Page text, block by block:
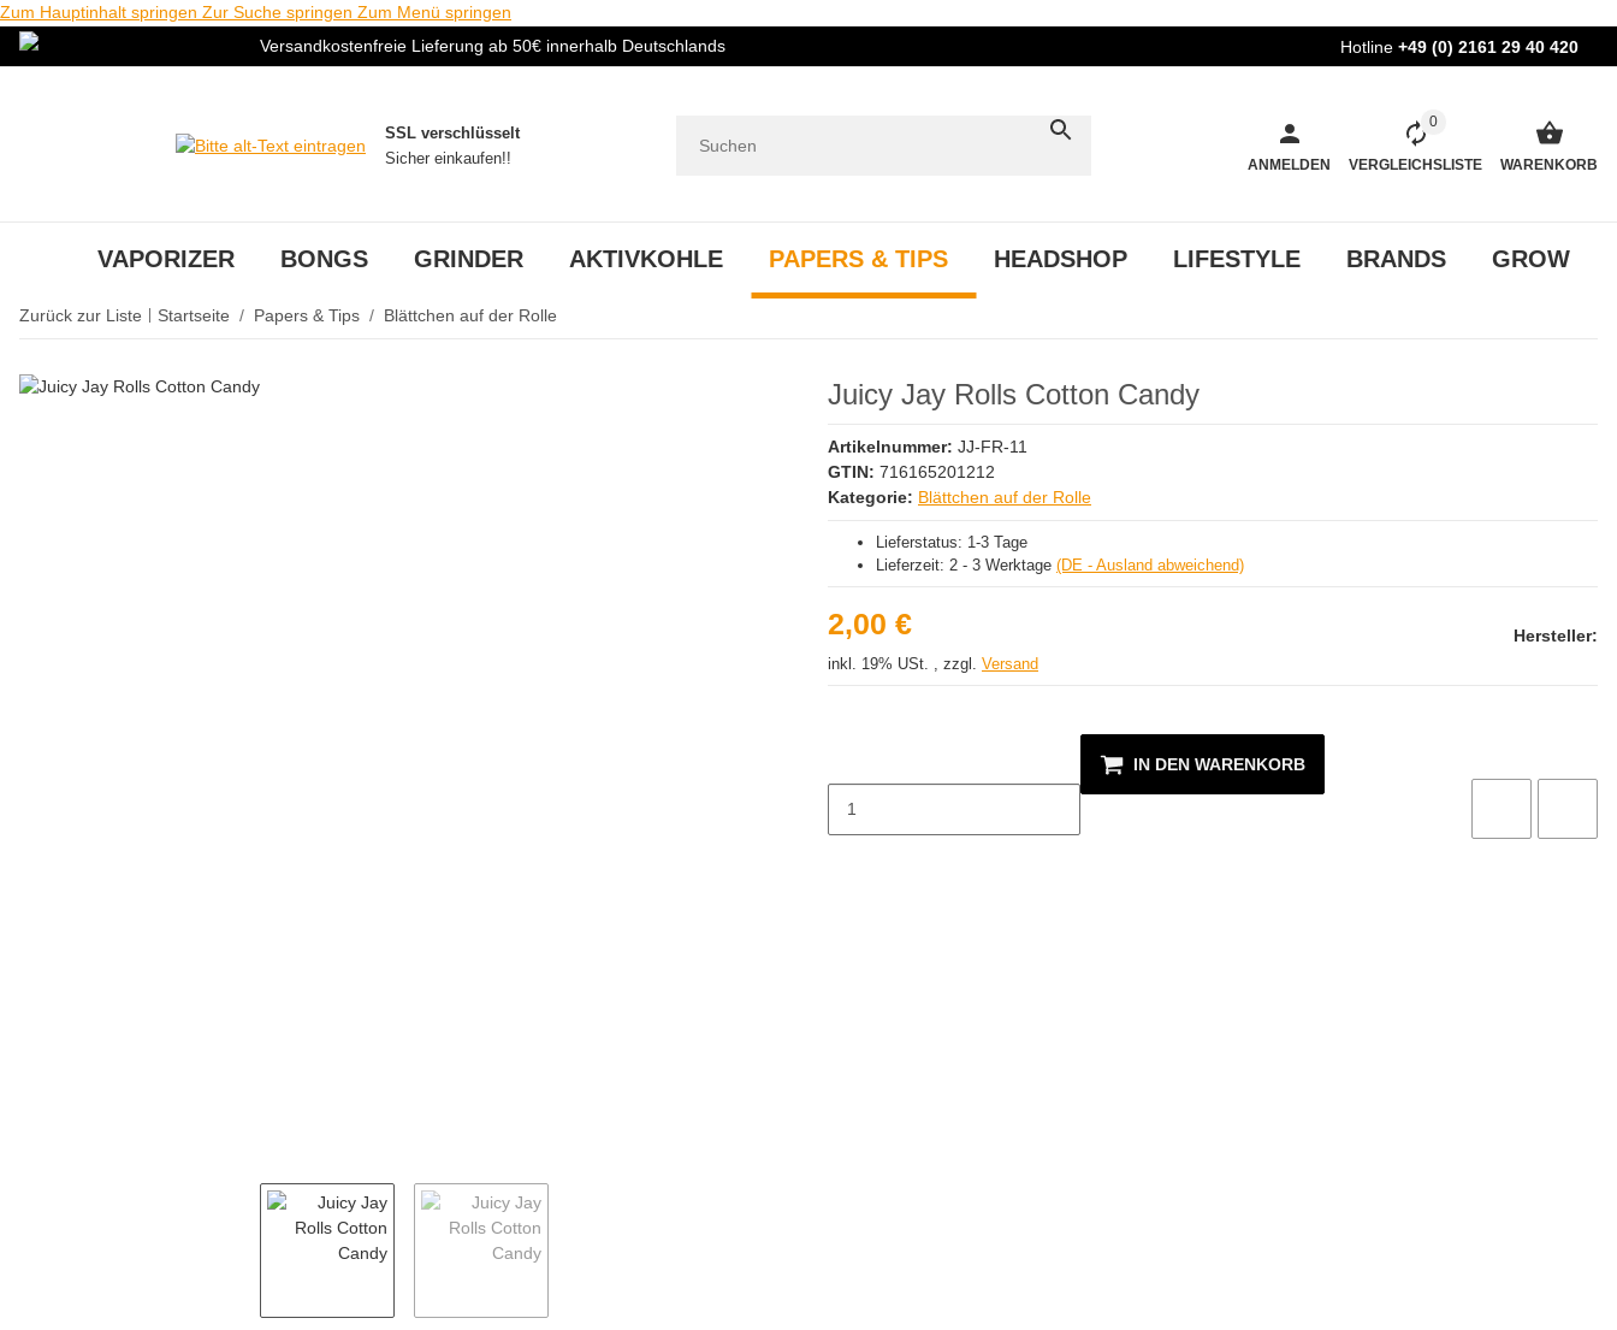
Zum Hauptinhalt springen Zur Suche springen Zum Menü springen
Versandkostenfreie Lieferung ab 50€ innerhalb Deutschlands
Hotline +49 (0) 2161 29 40 420
SSL verschlüsselt
Sicher einkaufen!!
ANMELDEN
0
VERGLEICHSLISTE WARENKORB
VAPORIZER BONGS GRINDER AKTIVKOHLE PAPERS & TIPS HEADSHOP LIFESTYLE BRANDS GROW
Zurück zur Liste Startseite Papers & Tips Blättchen auf der Rolle
Juicy Jay Rolls Cotton Candy
Artikelnummer: JJ-FR-11
GTIN: 716165201212
Kategorie: Blättchen auf der Rolle
Lieferstatus: 1-3 Tage
Lieferzeit: 2 - 3 Werktage (DE - Ausland abweichend)
2,00 €
inkl. 19% USt. , zzgl. Versand
Hersteller:
IN DEN WARENKORB